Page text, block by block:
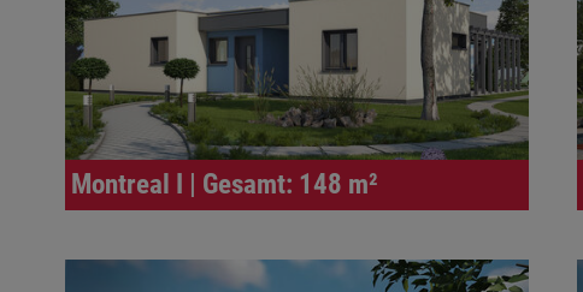
Montreal I | Gesamt: 148 m²